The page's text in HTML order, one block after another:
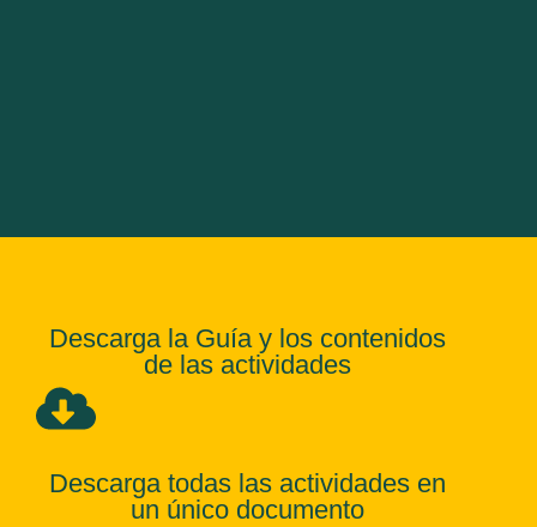
Descarga la Guía y los contenidos
de las actividades
Descarga todas las actividades en
un único documento